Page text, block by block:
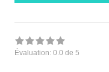
Évaluation: 0.0 de 5